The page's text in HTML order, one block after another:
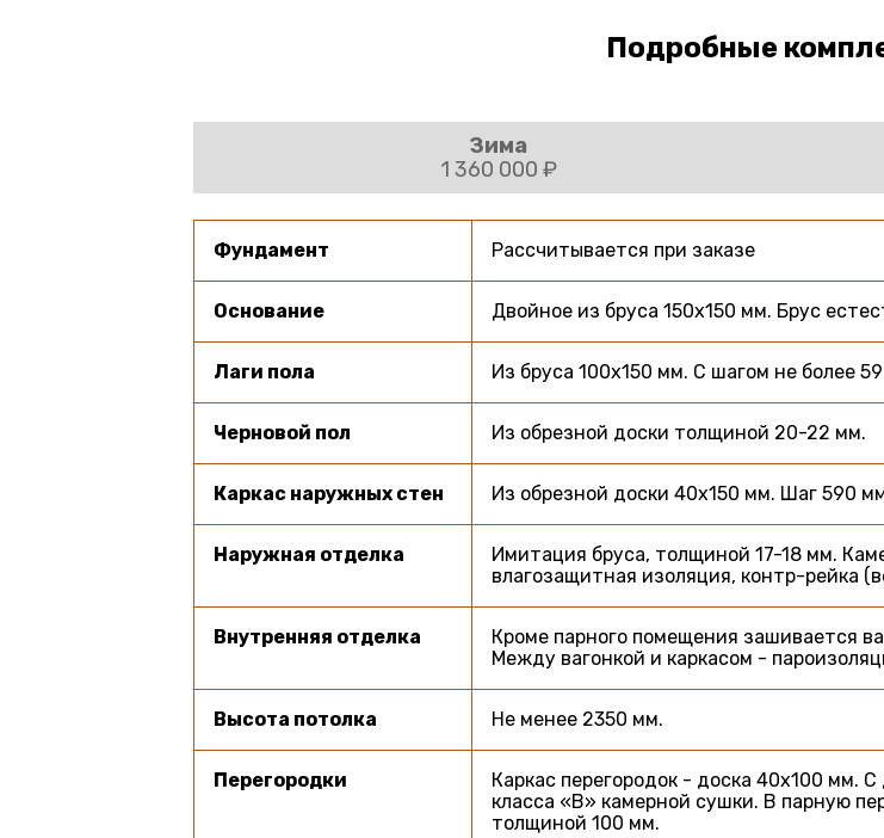
Подробные
Зима
1 360 000 ₽
Фундамент Рассчитывается при заказе
Основание Двойное из бруса 150х150 мм. Брус
Лаги пола Из бруса 100х150 мм. С шагом не более
Черновой пол Из обрезной доски толщиной 20-22 мм.
Каркас наружных стен Из обрезной доски 40х150 мм. Шаг 590
Наружная отделка
Имитация бруса, толщиной 17-18 мм.
влагозащитная изоляция, контр-рейка
Внутренняя отделка
Кроме парного помещения зашивается
Между вагонкой и каркасом -
Высота потолка Не менее 2350 мм.
Перегородки
Каркас перегородок - доска 40х100 мм.
класса «В» камерной сушки. В парную
толщиной 100 мм.